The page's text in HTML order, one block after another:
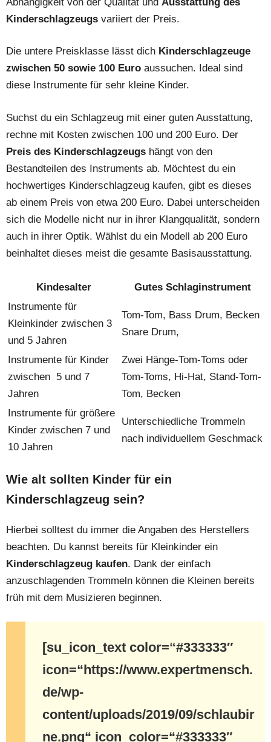
Kinderschlagzeugs variiert der Preis.
Die untere Preisklasse lässt dich Kinderschlagzeuge
zwischen 50 sowie 100 Euro aussuchen. Ideal sind
diese Instrumente für sehr kleine Kinder.
Suchst du ein Schlagzeug mit einer guten Ausstattung,
rechne mit Kosten zwischen 100 und 200 Euro. Der
Preis des Kinderschlagzeugs hängt von den
Bestandteilen des Instruments ab. Möchtest du ein
hochwertiges Kinderschlagzeug kaufen, gibt es dieses
ab einem Preis von etwa 200 Euro. Dabei unterscheiden
sich die Modelle nicht nur in ihrer Klangqualität, sondern
auch in ihrer Optik. Wählst du ein Modell ab 200 Euro
beinhaltet dieses meist die gesamte Basisausstattung.
Kindesalter
Gutes Schlaginstrument
Instrumente für
Kleinkinder zwischen 3
und 5 Jahren
Tom-Tom, Bass Drum, Becken
Snare Drum,
Instrumente für Kinder
zwischen 5 und 7
Jahren
Zwei Hänge-Tom-Toms oder
Tom-Toms, Hi-Hat, Stand-Tom-
Tom, Becken
Instrumente für größere
Kinder zwischen 7 und
10 Jahren
Unterschiedliche Trommeln
nach individuellem Geschmack
Wie alt sollten Kinder für ein
Kinderschlagzeug sein?
Hierbei solltest du immer die Angaben des Herstellers
beachten. Du kannst bereits für Kleinkinder ein
Kinderschlagzeug kaufen. Dank der einfach
anzuschlagenden Trommeln können die Kleinen bereits
früh mit dem Musizieren beginnen.
[su_icon_text color=“#333333″
icon=“https://www.expertmensch.
de/wp-
content/uploads/2019/09/schlaubir
ne.png“ icon_color=“#333333″